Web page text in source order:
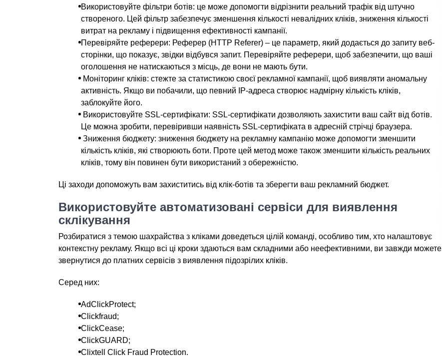
Використовуйте фільтри ботів: це може допомогти відрізнити реальний трафік від штучно
створеного. Цей фільтр забезпечує зменшення кількості невалідних кліків, зниження кількості
витрат на рекламу і підвищення ефективності кампанії.
Перевіряйте реферери: Реферер (HTTP Referer) – це параметр, який додається до запиту веб-
сторінки, що показує, звідки відбувся запит. Перевіряйте реферери, щоб забезпечити, що ваші
оголошення не натискаються з місць, де вони не мають бути.
Моніторинг кліків: стежте за статистикою своєї рекламної кампанії, щоб виявляти аномальну
активність. Якщо ви побачили, що певний IP-адреса створює надмірну кількість кліків,
заблокуйте його.
Використовуйте SSL-сертифікати: SSL-сертифікати дозволяють захистити ваш сайт від ботів.
Це можна зробити, перевіривши наявність SSL-сертифіката в адресній стрічці браузера.
Зниження бюджету: зниження бюджету на рекламну кампанію може допомогти зменшити
кількість кліків, які створюють боти. Проте цей метод може також зменшити кількість реальних
кліків, тому він повинен бути використаний з обережністю.
Ці заходи допоможуть вам захиститись від клік-ботів та зберегти ваш рекламний бюджет.
Використовуйте автоматизовані сервіси для виявлення
склікування
Розбиратися з темою шахрайства з кліками доведеться цілій команді, особливо тим, хто налаштовує
контекстну рекламу. Якщо всі ці кроки здаються вам складними або неефективними, ви завжди можете
звернутися до платних сервісів з виявлення підозрілих кліків.
Серед них:
AdClickProtect;
Clickfraud;
ClickCease;
ClickGUARD;
Clixtell Click Fraud Protection.